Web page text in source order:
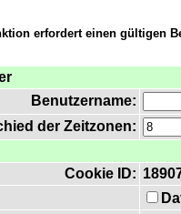
erfordert einen gültigen
Benutzername:
der Zeitzonen:
Cookie ID: